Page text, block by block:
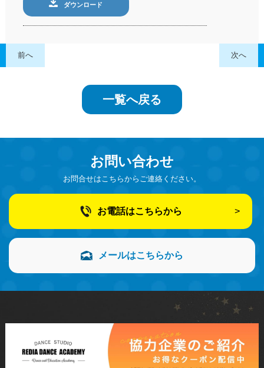
ダウンロード
前へ 次へ
一覧へ戻る
お問い合わせ
お問合せはこちらからご連絡ください。
お電話はこちらから
メールはこちらから